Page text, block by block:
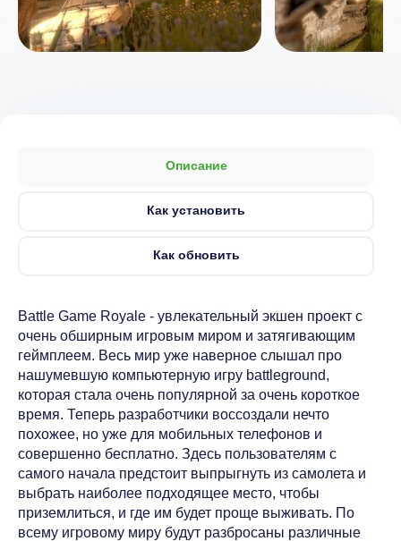
Описание
Как установить
Как обновить
Battle Game Royale - увлекательный экшен проект с
очень обширным игровым миром и затягивающим
геймплеем. Весь мир уже наверное слышал про
нашумевшую компьютерную игру battleground,
которая стала очень популярной за очень короткое
время. Теперь разработчики воссоздали нечто
похожее, но уже для мобильных телефонов и
совершенно бесплатно. Здесь пользователям с
самого начала предстоит выпрыгнуть из самолета и
выбрать наиболее подходящее место, чтобы
приземлиться, и где им будет проще выживать. По
всему игровому миру будут разбросаны различные